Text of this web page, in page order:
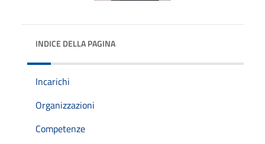
INDICE DELLA PAGINA
Incarichi
Organizzazioni
Competenze